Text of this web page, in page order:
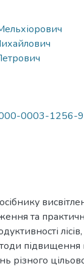
0003-1256-
та
підвищення
різного